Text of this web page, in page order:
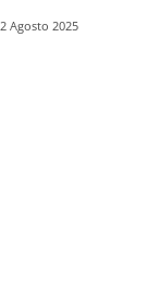
2 Agosto 2025